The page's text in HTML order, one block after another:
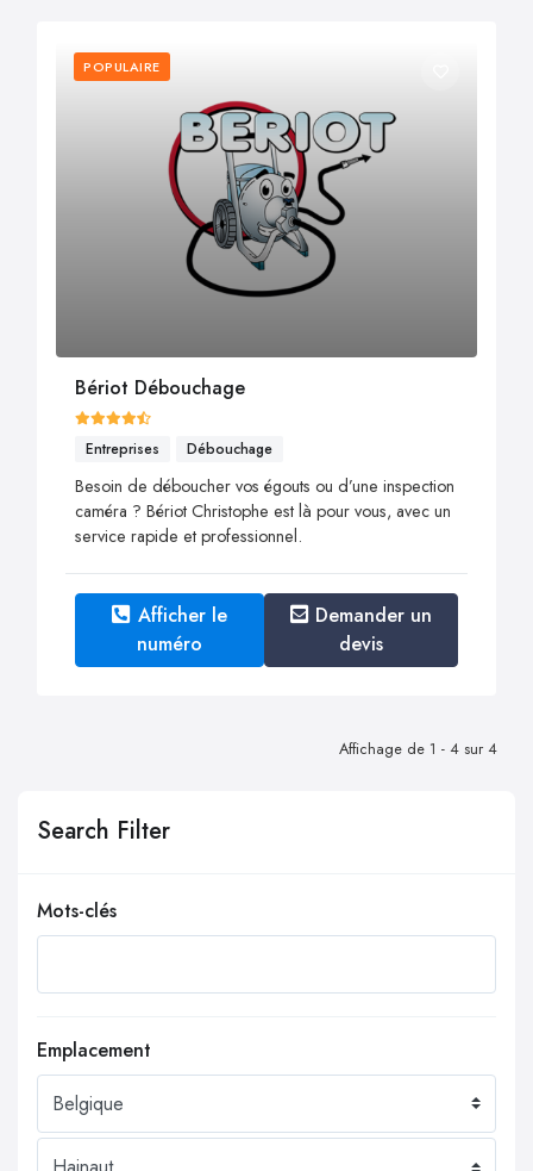
Search Filter
Mots-clés
Emplacement
POPULAIRE
Bériot Débouchage
Entreprises Débouchage
Besoin de déboucher vos égouts ou d’une inspection
caméra ? Bériot Christophe est là pour vous, avec un
service rapide et professionnel.
Afficher le
numéro
Demander un
devis
Affichage de 1 - 4 sur 4